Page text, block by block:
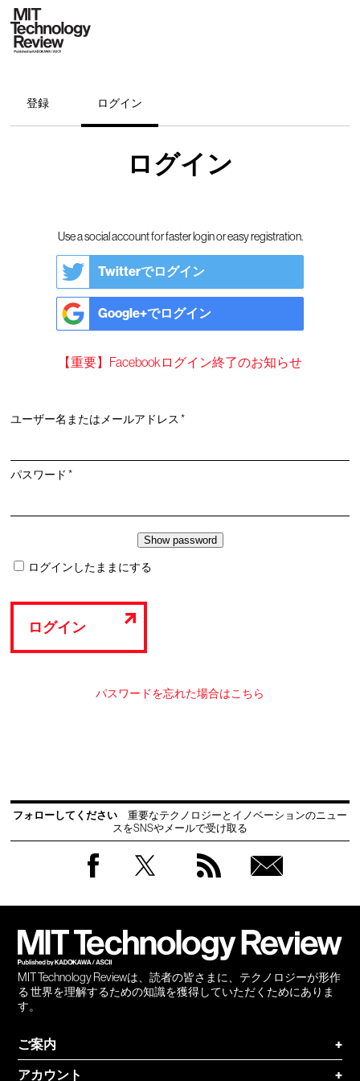
登録 ログイン
ログイン
Use a social account for faster login or easy registration.
Twitterでログイン
Google+でログイン
【重要】Facebookログイン終了のお知らせ
ユーザー名またはメールアドレス*必
パスワード*必
ログインしたままにする
ログイン
パスワードを忘れた場合はこちら
フォローしてください
重要なテクノロジーとイノベーションのニュー
スをSNSやメールで受け取る
MIT Technology Reviewは、読者の皆さまに、テクノロジーが形作
る 世界を理解するための知識を獲得していただくためにありま
す。
ご案内
+
アカウント
+